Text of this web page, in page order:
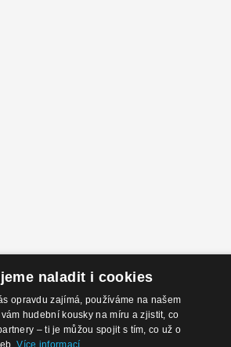
052
O nákupu
naladit i cookies
opravdu zajímá, používáme na našem
hudební kousky na míru a zjistit, co
– ti je můžou spojit s tím, co už o
Více informací